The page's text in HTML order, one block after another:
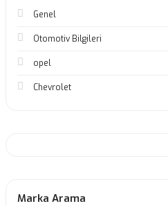
Genel
Otomotiv Bilgileri
opel
Chevrolet
Marka Arama